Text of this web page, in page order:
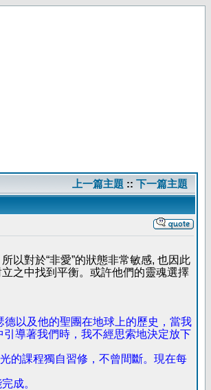
上一篇主題 :: 下一篇主題
以對於“非愛”的狀態非常敏感, 也因此
之中找到平衡。或許他們的靈魂選擇
以及他的聖團在地球上的歷史，當我
導著我們時，我不經思索地決定放下
的課程獨自習修，不曾間斷。現在每
成。